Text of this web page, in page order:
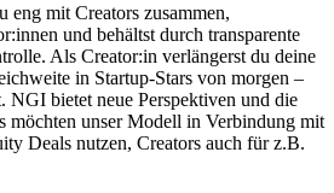
eng mit Creators zusammen,
und behältst durch transparente
Als Creator:in verlängerst du deine
in Startup-Stars von morgen –
NGI bietet neue Perspektiven und die
möchten unser Modell in Verbindung mit
Deals nutzen, Creators auch für z.B.